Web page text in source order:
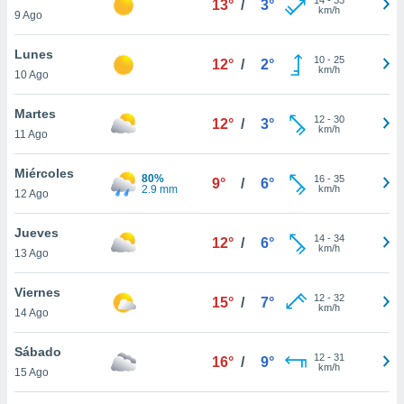
más
nuestra
y
de
disponible
cookies
aceptar
9 Ago
13° / 3°
km/h
Lunes
10 Ago
12° / 2° 10- 25
km/h
Martes
11 Ago
12° / 3° 12- 30
km/h
Miércoles
12 Ago
80%
2.9 mm
9° / 6° 16- 35
km/h
Jueves
13 Ago
12° / 6° 14- 34
km/h
Viernes
14 Ago
15° / 7° 12- 32
km/h
Sábado
15 Ago
16° / 9° 12- 31
km/h